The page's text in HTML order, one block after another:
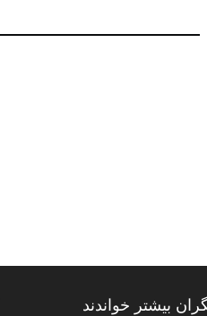
بیشتر خواندند